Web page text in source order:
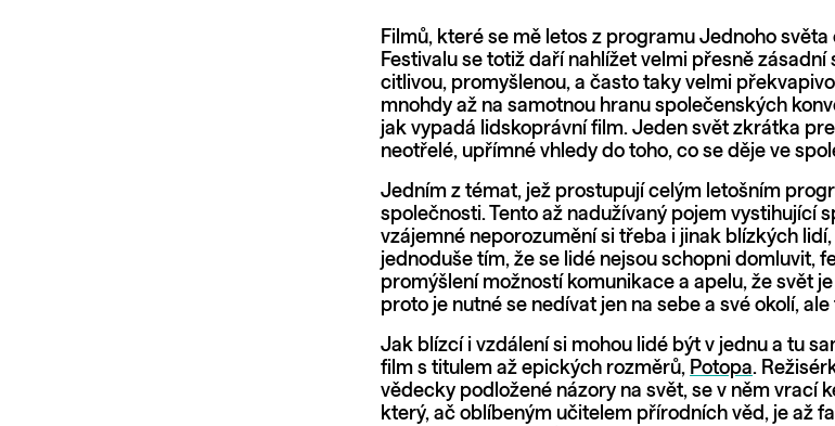
Filmů, které se mě letos z programu Jednoho
Festivalu se totiž daří nahlížet velmi přesně zásadní
citlivou, promyšlenou, a často taky velmi
mnohdy až na samotnou hranu společenských
jak vypadá lidskoprávní film. Jeden svět zkrátka
neotřelé, upřímné vhledy do toho, co se děje ve
Jedním z témat, jež prostupují celým letošním
společnosti. Tento až nadužívaný pojem vystihující
vzájemné neporozumění si třeba i jinak blízkých
jednoduše tím, že se lidé nejsou schopni domluvit,
promýšlení možností komunikace a apelu, že svět
proto je nutné se nedívat jen na sebe a své okolí,
Jak blízcí i vzdálení si mohou lidé být v jednu a tu
film s titulem až epických rozměrů, Potopa.
vědecky podložené názory na svět, se v něm vrací
který, ač oblíbeným učitelem přírodních věd, je až